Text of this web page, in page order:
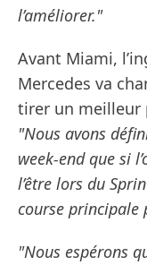
l’améliorer."
Avant Miami,
Mercedes va
tirer un meilleur
"Nous avons
week-end que si
l’être lors du
course principale
"Nous espérons